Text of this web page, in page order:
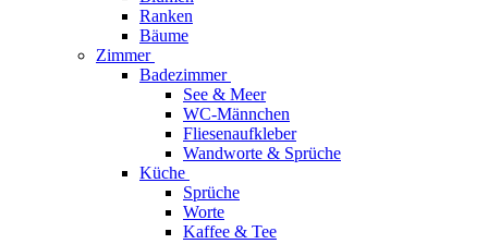
Ranken
Bäume
Zimmer
Badezimmer
See & Meer
WC-Männchen
Fliesenaufkleber
Wandworte & Sprüche
Küche
Sprüche
Worte
Kaffee & Tee